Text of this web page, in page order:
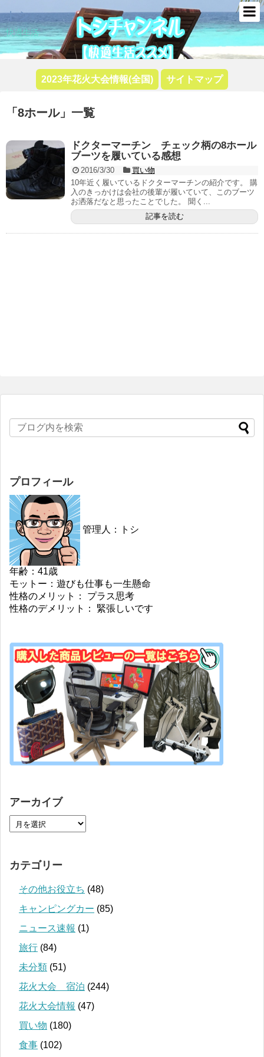
トシ
快適生活
2023年花火大会情報(全国) サイトマップ
「 8ホール」 一覧
ドクターマーチン チェック柄の8ホール
ブーツを履いている感想
2016/3/30
買い物
10年近く履いているドクターマーチンの紹介です。 購
入のきっかけは会社の後輩が履いていて、このブーツ
お洒落だなと思ったことでした。 聞く...
記事を読む
プロフィール
管理人：トシ
年齢：41歳
モットー：遊びも仕事も一生懸命
性格のメリット： プラス思考
性格のデメリット： 緊張しいです
アーカイブ
カテゴリー
その他お役立ち (48)
キャンピングカー (85)
ニュース速報 (1)
旅行 (84)
未分類 (51)
花火大会 宿泊 (244)
花火大会情報 (47)
買い物 (180)
食事 (102)